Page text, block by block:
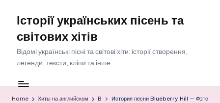
content
Історії українських пісень та
світових хітів
Відомі українські пісні та світові хіти: історії створення,
легенди, тексти, кліпи та інше
Home Хиты на английском B
История песни Blueberry Hill — Фэтс